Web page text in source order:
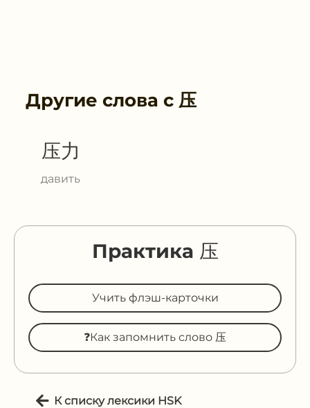
Другие слова с 压
压力
давить
Практика 压
Учить флэш-карточки
❓Как запомнить слово 压
К списку лексики HSK